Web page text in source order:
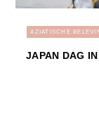
AZIATISCHE
JAPAN DAG